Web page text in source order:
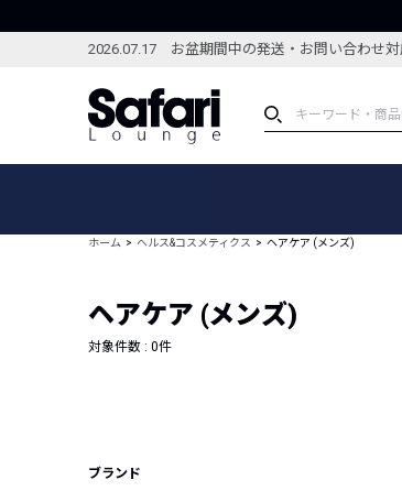
2026.07.17 お盆期間中の発送・お問い合わせ対
ブランドから探す
新着アイテム
編集部のおすすめアイテム
ホーム ヘルス&コスメティクス ヘアケア (メンズ)
ヘアケア (メンズ)
対象件数 : 0件
ブランド